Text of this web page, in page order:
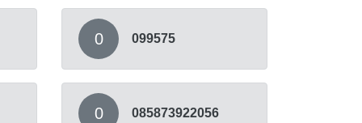
0 099575
0 085873922056